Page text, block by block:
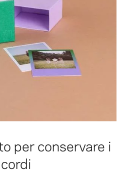
per conservare i